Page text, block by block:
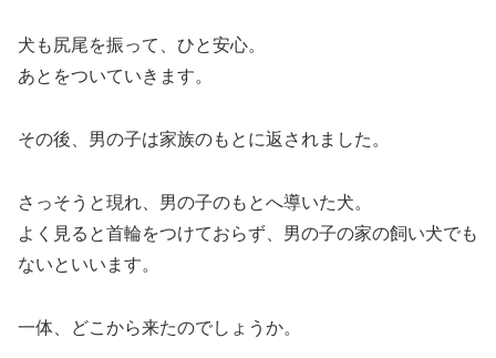
犬も尻尾を振って、ひと安心。
あとをついていきます。
その後、男の子は家族のもとに返されました。
さっそうと現れ、男の子のもとへ導いた犬。
よく見ると首輪をつけておらず、男の子の家の飼い犬でも
ないといいます。
一体、どこから来たのでしょうか。